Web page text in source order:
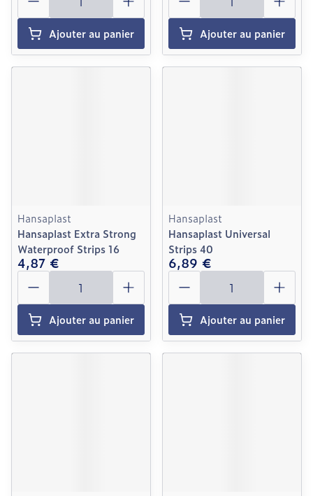
Ajouter au panier Ajouter au panier
Hansaplast
Hansaplast Extra Strong
Waterproof Strips 16
4,87 €
Quantité
Ajouter au panier
Hansaplast
Hansaplast Universal
Strips 40
6,89 €
Quantité
Ajouter au panier